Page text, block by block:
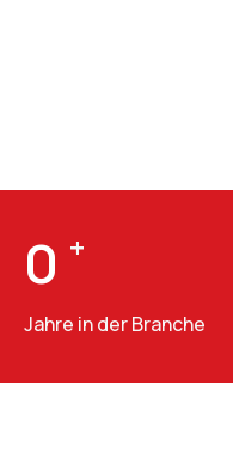
0 +
Jahre in der Branche